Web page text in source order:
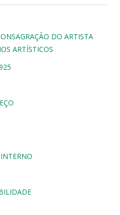
DO ARTISTA
ARTÍSTICOS